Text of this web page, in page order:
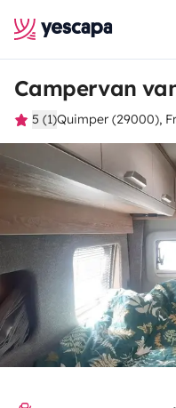
Campervan
5 (1)Quimper (29000),